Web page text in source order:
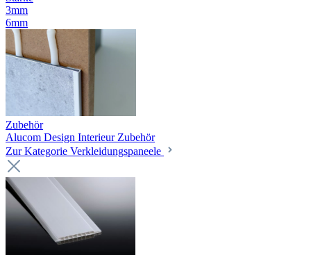
3mm
6mm
Zubehör
Alucom Design Interieur Zubehör
Zur Kategorie Verkleidungspaneele